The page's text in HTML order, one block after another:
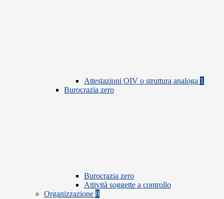
Attestazioni OIV o struttura analoga 1
Burocrazia zero
Burocrazia zero
Attività soggette a controllo
Organizzazione 8